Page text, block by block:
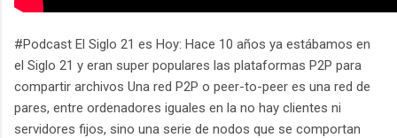
#Podcast El Siglo 21 es Hoy: Hace 10 años ya estábamos en
el Siglo 21 y eran super populares las plataformas P2P para
compartir archivos Una red P2P o peer-to-peer es una red de
pares, entre ordenadores iguales en la no hay clientes ni
servidores fijos, sino una serie de nodos que se comportan